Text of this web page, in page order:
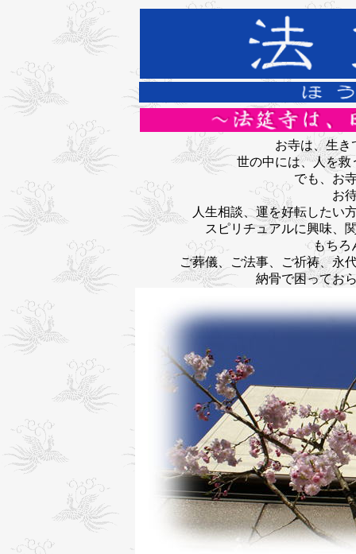
お寺は、生き
世の中には、人を救
でも、お
お
人生相談、運を好転したい
スピリチュアルに興味、
もちろ
ご葬儀、ご法事、ご祈祷、永
納骨で困ってお